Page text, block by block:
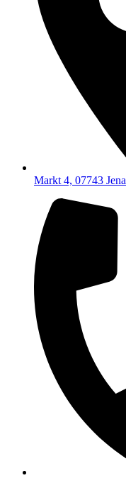
Markt 4, 07743 Jena